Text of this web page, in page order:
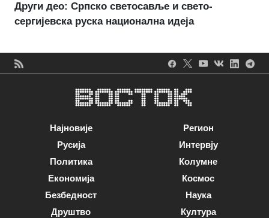
Други део: Српско светосавље и свето-
сергијевска руска национална идеја
Најновије
Русија
Политика
Економија
Безбедност
Друштво
Регион
Интервју
Колумне
Космос
Наука
Култура